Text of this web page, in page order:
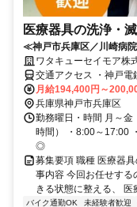
医療器具の洗浄・
≪神戸市兵庫区／川崎病
現場を支えるサポートスタ
ワタキューセイモア株
交通アクセス ・神戸電
徒歩5分
月給194,400円～
兵庫県神戸市兵庫区
勤務曜日・時間 月～
時間） ・8:00～17:00
◎
募集要項 職種 医療器
事内容 今回お任せする
きる状態に整える、
バイク通勤OK 未経験者歓迎